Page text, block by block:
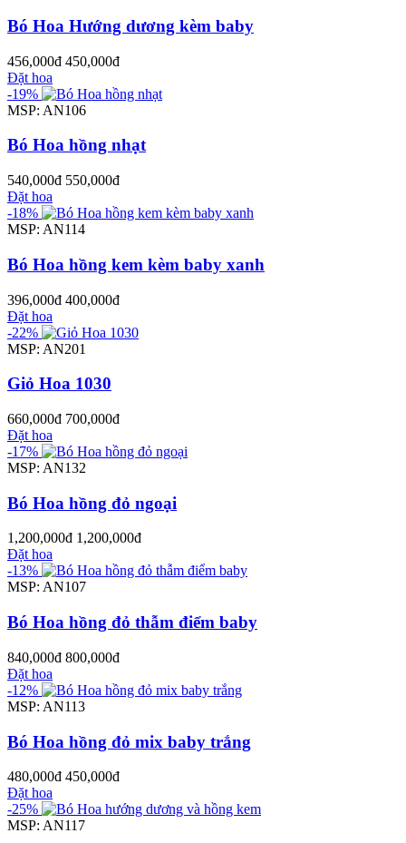
Bó Hoa Hướng dương kèm baby
456,000đ 450,000đ
Đặt hoa
-19%
MSP: AN106
Bó Hoa hồng nhạt
540,000đ 550,000đ
Đặt hoa
-18%
MSP: AN114
Bó Hoa hồng kem kèm baby xanh
396,000đ 400,000đ
Đặt hoa
-22%
MSP: AN201
Giỏ Hoa 1030
660,000đ 700,000đ
Đặt hoa
-17%
MSP: AN132
Bó Hoa hồng đỏ ngoại
1,200,000đ 1,200,000đ
Đặt hoa
-13%
MSP: AN107
Bó Hoa hồng đỏ thẫm điểm baby
840,000đ 800,000đ
Đặt hoa
-12%
MSP: AN113
Bó Hoa hồng đỏ mix baby trắng
480,000đ 450,000đ
Đặt hoa
-25%
MSP: AN117